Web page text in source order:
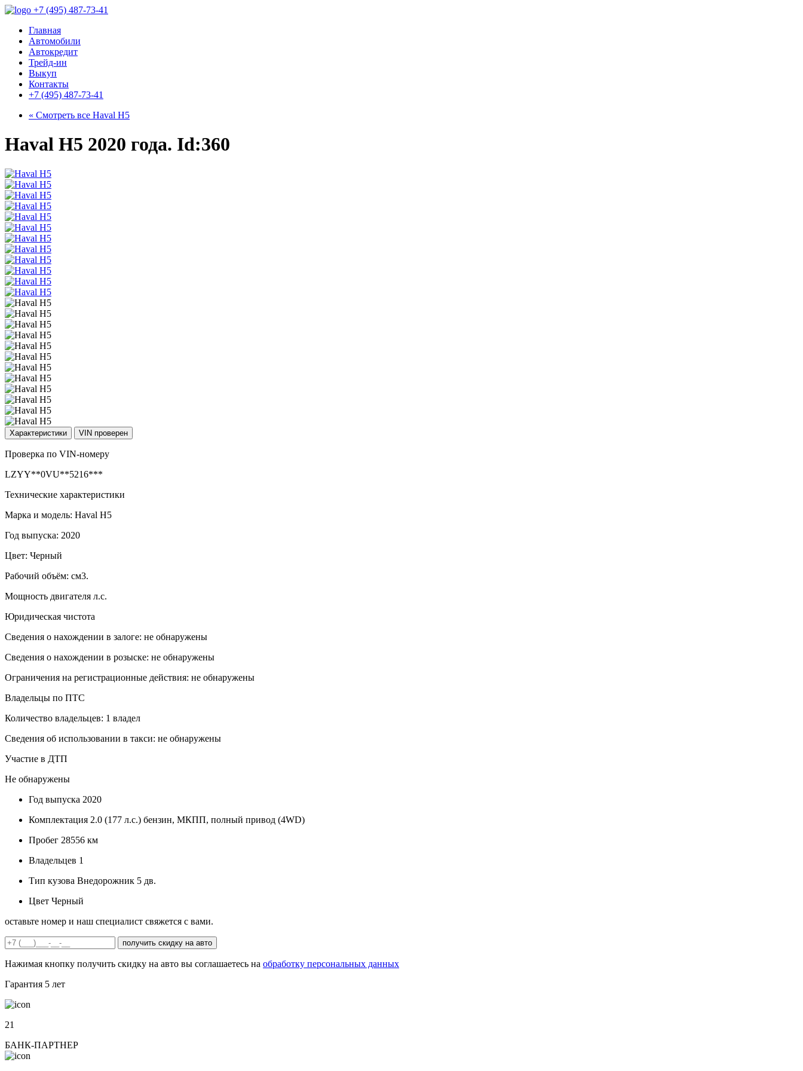
+7 (495) 487-73-41
Главная
Автомобили
Автокредит
Трейд-ин
Выкуп
Контакты
+7 (495) 487-73-41
« Смотреть все Haval H5
Haval H5 2020 года. Id:360
Характеристики VIN проверен
Проверка по VIN-номеру
LZYY**0VU**5216***
Технические характеристики
Марка и модель: Haval H5
Год выпуска: 2020
Цвет: Черный
Рабочий объём: см3.
Мощность двигателя л.с.
Юридическая чистота
Сведения о нахождении в залоге: не обнаружены
Сведения о нахождении в розыске: не обнаружены
Ограничения на регистрационные действия: не обнаружены
Владельцы по ПТС
Количество владельцев: 1 владел
Сведения об использовании в такси: не обнаружены
Участие в ДТП
Не обнаружены
Год выпуска 2020
Комплектация 2.0 (177 л.с.) бензин, МКПП, полный привод (4WD)
Пробег 28556 км
Владельцев 1
Тип кузова Внедорожник 5 дв.
Цвет Черный
оставьте номер и наш специалист свяжется с вами.
получить скидку на авто
Нажимая кнопку получить скидку на авто вы соглашаетесь на обработку персональных данных
Гарантия 5 лет
21
БАНК-ПАРТНЕР